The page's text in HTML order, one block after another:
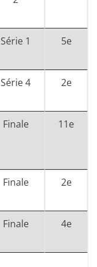
Série 1 5e
Série 4 2e
Finale 11e
Finale 2e
Finale 4e